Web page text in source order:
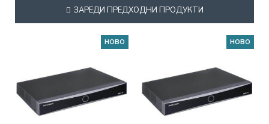
ЗАРЕДИ ПРЕДХОДНИ ПРОДУКТИ
НОВО НОВО